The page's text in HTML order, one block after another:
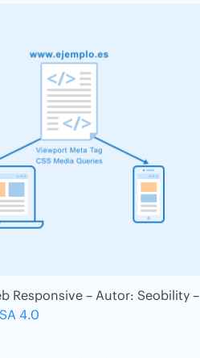
Responsive – Autor: Seobility –
4.0